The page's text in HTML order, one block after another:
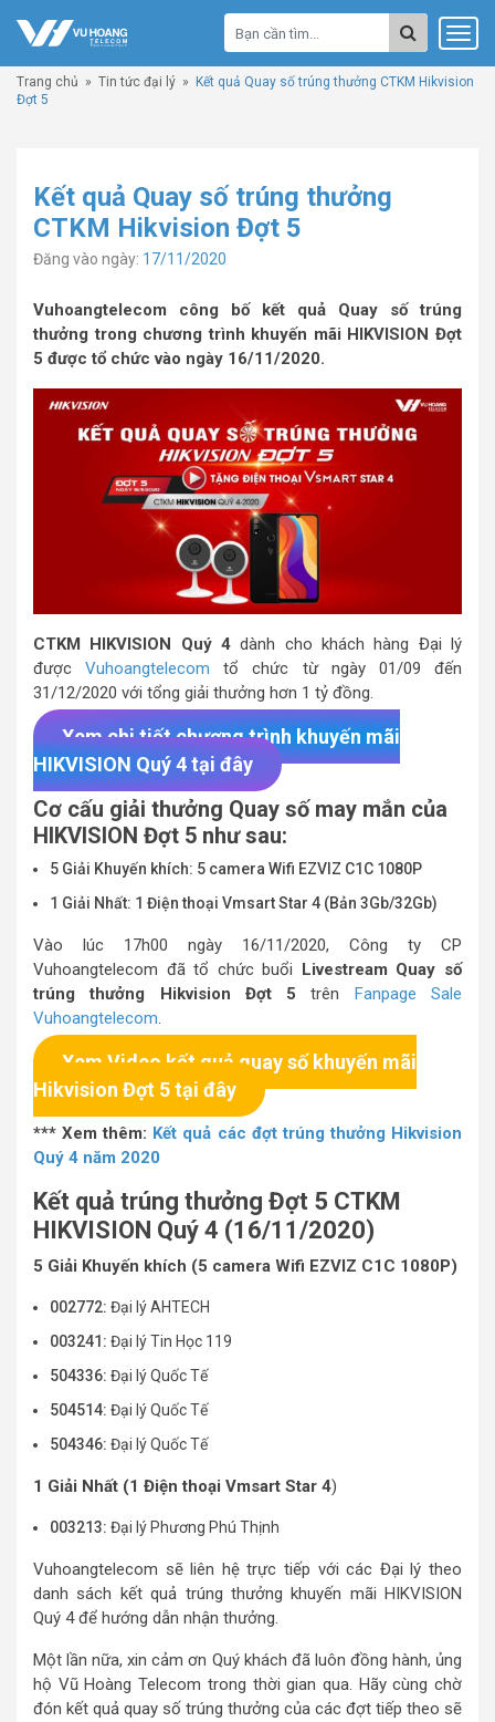
Trang chủ » Tin tức đại lý »
Kết quả Quay số trúng thưởng CTKM Hikvision
Đợt 5
Kết quả Quay số trúng thưởng
CTKM Hikvision Đợt 5
Đăng vào ngày: 17/11/2020
Vuhoangtelecom công bố kết quả Quay số trúng
thưởng trong chương trình khuyến mãi HIKVISION Đợt
5 được tổ chức vào ngày 16/11/2020.
CTKM HIKVISION Quý 4 dành cho khách hàng Đại lý
đượcVuhoangtelecom tổ chức từ ngày 01/09 đến
31/12/2020 với tổng giải thưởng hơn 1 tỷ đồng.
Xem chi tiết chương trình khuyến mãi
HIKVISION Quý 4 tại đây
Cơ cấu giải thưởng Quay số may mắn của
HIKVISION Đợt 5 như sau:
5 Giải Khuyến khích: 5 camera Wifi EZVIZ C1C 1080P
1 Giải Nhất: 1 Điện thoại Vmsart Star 4 (Bản 3Gb/32Gb)
Vào lúc 17h00 ngày 16/11/2020, Công ty CP
Vuhoangtelecom đã tổ chức buổi
Livestream Quay số
trúng thưởng Hikvision Đợt 5 trên
Fanpage Sale
Vuhoangtelecom.
Xem Video kết quả quay số khuyến mãi
Hikvision Đợt 5 tại đây
*** Xem thêm: Kết quả các đợt trúng thưởng Hikvision
Quý 4 năm 2020
Kết quả trúng thưởng Đợt 5 CTKM
HIKVISION Quý 4 (16/11/2020)
5 Giải Khuyến khích (5 camera Wifi EZVIZ C1C 1080P)
002772: Đại lý AHTECH
003241: Đại lý Tin Học 119
504336: Đại lý Quốc Tế
504514: Đại lý Quốc Tế
504346: Đại lý Quốc Tế
1 Giải Nhất (1 Điện thoại Vmsart Star 4)
003213: Đại lý Phương Phú Thịnh
Vuhoangtelecom sẽ liên hệ trực tiếp với các Đại lý theo
danh sách kết quả trúng thưởng khuyến mãi HIKVISION
Quý 4 để hướng dẫn nhận thưởng.
Một lần nữa, xin cảm ơn Quý khách đã luôn đồng hành, ủng
hộ Vũ Hoàng Telecom trong thời gian qua. Hãy cùng chờ
đón kết quả quay số trúng thưởng của các đợt tiếp theo sẽ